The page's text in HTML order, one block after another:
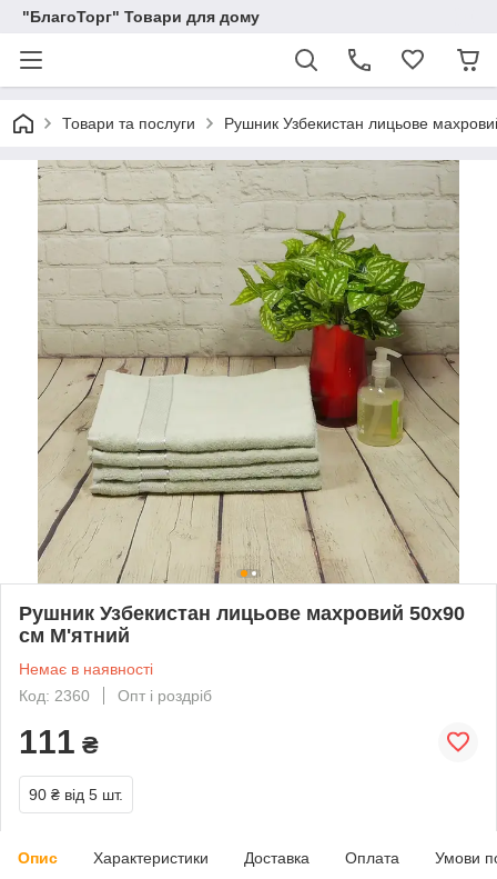
"БлагоТорг" Товари для дому
Товари та послуги Рушник Узбекистан лицьове
Рушник Узбекистан лицьове махровий 50x90
см М'ятний
Немає в наявності
Код: 2360
Опт і роздріб
111 ₴
90 ₴ від 5 шт.
Опис Характеристики Доставка Оплата Умови